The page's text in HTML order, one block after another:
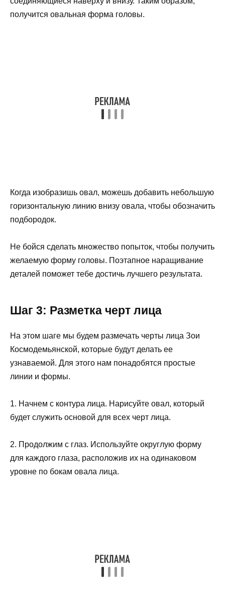
получится овальная форма головы.
Когда изобразишь овал, можешь добавить небольшую
горизонтальную линию внизу овала, чтобы обозначить
подбородок.
Не бойся сделать множество попыток, чтобы получить
желаемую форму головы. Поэтапное наращивание
деталей поможет тебе достичь лучшего результата.
Шаг 3: Разметка черт лица
На этом шаге мы будем размечать черты лица Зои
Космодемьянской, которые будут делать ее
узнаваемой. Для этого нам понадобятся простые
линии и формы.
1. Начнем с контура лица. Нарисуйте овал, который
будет служить основой для всех черт лица.
2. Продолжим с глаз. Используйте округлую форму
для каждого глаза, расположив их на одинаковом
уровне по бокам овала лица.